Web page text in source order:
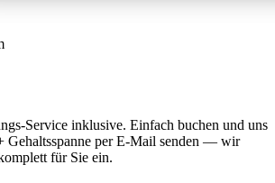
Service inklusive. Einfach buchen und uns
Gehaltsspanne per E-Mail senden — wir
für Sie ein.